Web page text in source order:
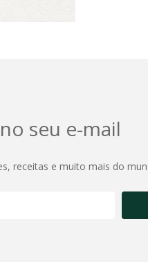
seu e-mail
receitas e muito mais do